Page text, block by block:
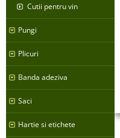
Cutii pentru vin
Pungi
Plicuri
Banda adeziva
Saci
Hartie si etichete